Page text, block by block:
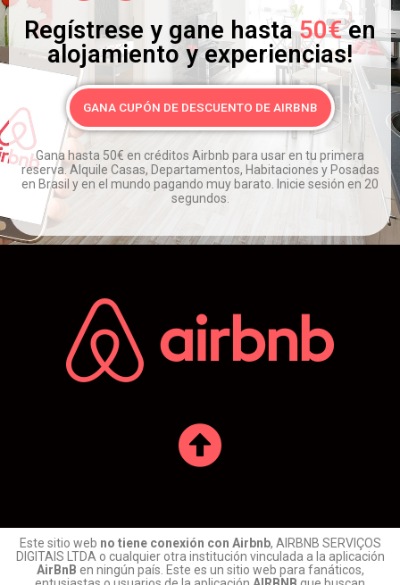
Regístrese y gane hasta50€en
alojamiento y experiencias!
GANA CUPÓN DE DESCUENTO DE AIRBNB
Gana hasta 50€ en créditos Airbnb para usar en tu primera
reserva. Alquile Casas, Departamentos, Habitaciones y Posadas
en Brasil y en el mundo pagando muy barato.
Inicie sesión en 20
segundos.
Este sitio web no tiene conexión con Airbnb, AIRBNB SERVIÇOS
DIGITAIS LTDA o cualquier otra institución vinculada a la aplicación
AirBnB en ningún país. Este es un sitio web para fanáticos,